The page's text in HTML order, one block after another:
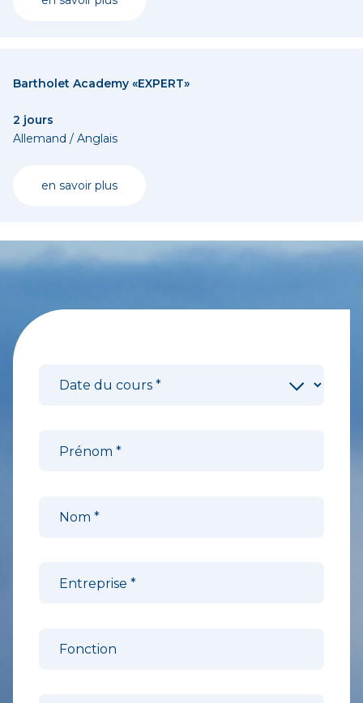
Bartholet Academy «EXPERT»
2 jours
Allemand / Anglais
en savoir plus
FRDate du cours *
Prénom *
Nom *
Entreprise *
Fonction